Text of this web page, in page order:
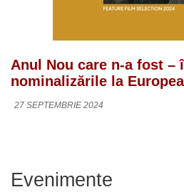
Anul Nou care n-a fost –
nominalizările la
27 SEPTEMBRIE 2024
Evenimente